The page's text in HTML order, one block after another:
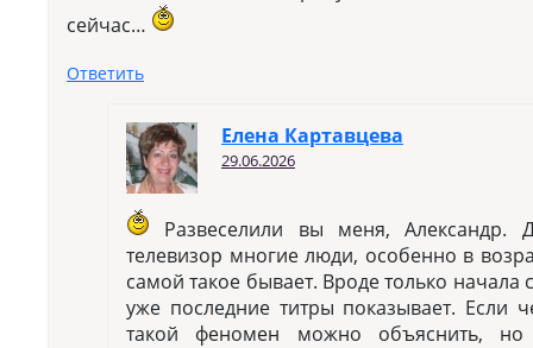
сейчас…
Ответить
Елена Картавцева
29.06.2026
Развеселили вы меня,
телевизор многие люди, особенно в
самой такое бывает. Вроде только начала
уже последние титры показывает. Если
такой феномен можно объяснить,